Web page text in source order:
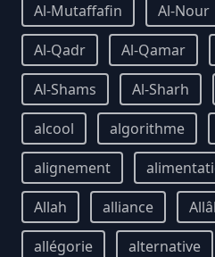
Al-Mutaffafin
Al-Nour
Al-Qadr
Al-Qamar
Al-Shams
Al-Sharh
alcool
algorithme
alignement
Allah
alliance
allégorie
alternative